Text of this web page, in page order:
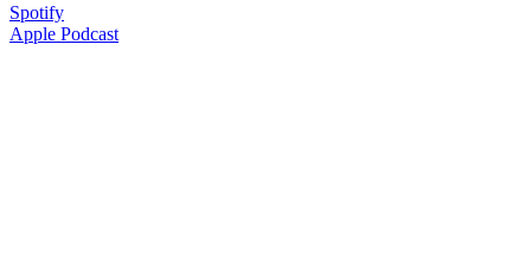
Spotify
Apple Podcast